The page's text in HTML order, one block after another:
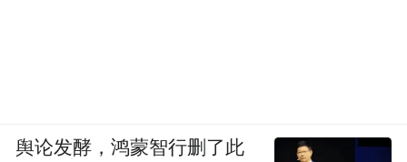
舆论发酵，鸿蒙智行删了此